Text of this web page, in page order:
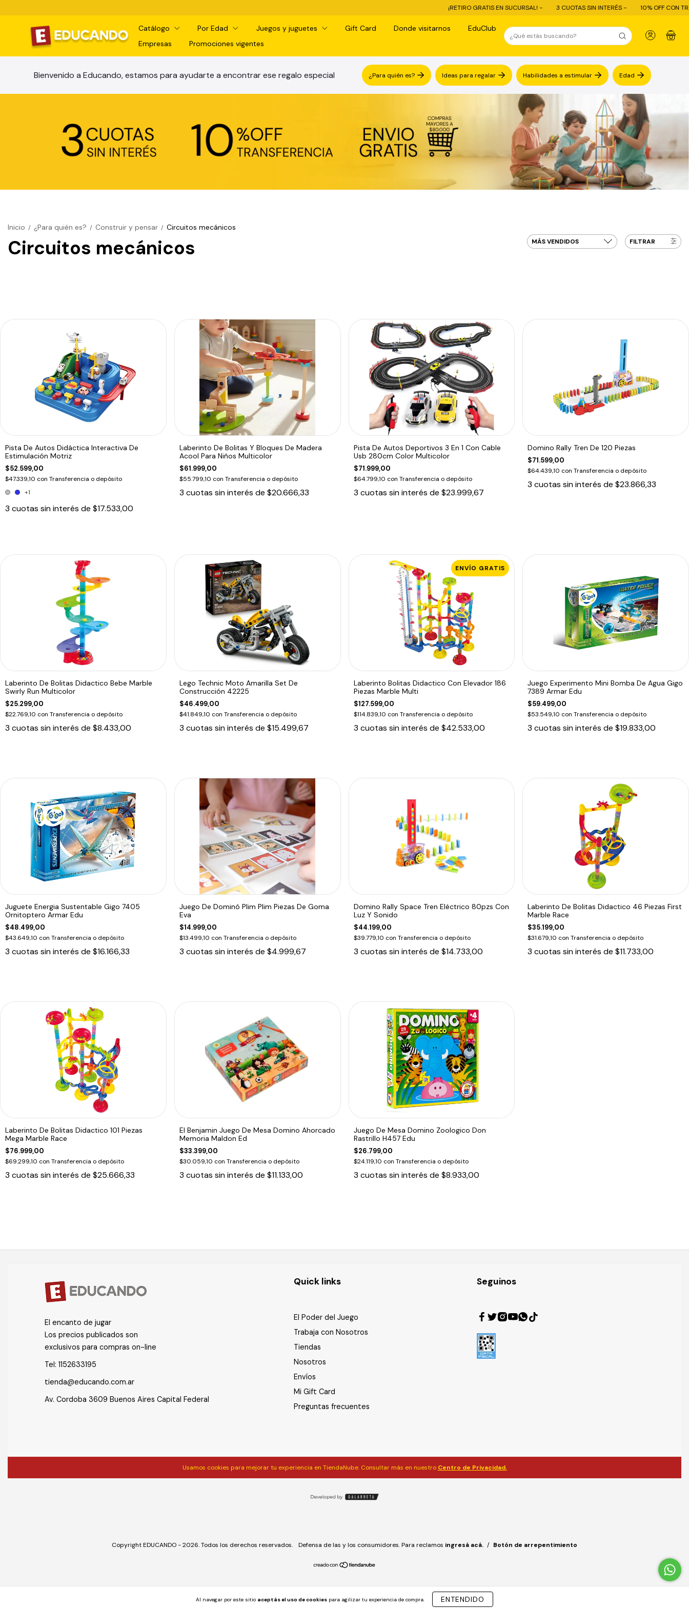
¡RETIRO GRATIS EN SUCURSAL! - 3 CUOTAS SIN INTERÉS - 10% OFF CON TRANSFERENCIA -
Catálogo Por Edad Juegos y juguetes Gift Card Donde visitarnos
EduClub
Empresas
Promociones vigentes
0
Bienvenido a Educando, estamos para ayudarte a encontrar ese regalo especial ¿Para quién es? Ideas para regalar Habilidades a estimular Edad
Al navegar por este sitio aceptás el uso de cookies para agilizar tu experiencia de compra. ENTENDIDO
Inicio / ¿Para quién es? / Construir y pensar / Circuitos mecánicos
Circuitos mecánicos FILTRAR
Pista De Autos Didáctica Interactiva De
Estimulación Motriz
$52.599,00
$47.339,10 con Transferencia o depósito
+1
3 cuotas sin interés de $17.533,00
Laberinto De Bolitas Y Bloques De Madera
Acool Para Niños Multicolor
$61.999,00
$55.799,10 con Transferencia o depósito
3 cuotas sin interés de $20.666,33
Pista De Autos Deportivos 3 En 1 Con Cable
Usb 280cm Color Multicolor
$71.999,00
$64.799,10 con Transferencia o depósito
3 cuotas sin interés de $23.999,67
Domino Rally Tren De 120 Piezas
$71.599,00
$64.439,10 con Transferencia o depósito
3 cuotas sin interés de$23.866,33
Laberinto De Bolitas Didactico Bebe Marble
Swirly Run Multicolor
$25.299,00
$22.769,10 con Transferencia o depósito
3 cuotas sin interés de $8.433,00
Lego Technic Moto Amarilla Set De
Construcción 42225
$46.499,00
$41.849,10 con Transferencia o depósito
3 cuotas sin interés de $15.499,67
ENVÍO GRATIS
Laberinto Bolitas Didactico Con Elevador 186
Piezas Marble Multi
$127.599,00
$114.839,10 con Transferencia o depósito
3 cuotas sin interés de $42.533,00
Juego Experimento Mini Bomba De Agua Gigo
7389 Armar Edu
$59.499,00
$53.549,10 con Transferencia o depósito
3 cuotas sin interés de$19.833,00
Juguete Energia Sustentable Gigo 7405
Ornitoptero Armar Edu
$48.499,00
$43.649,10 con Transferencia o depósito
3 cuotas sin interés de $16.166,33
Juego De Dominó Plim Plim Piezas De Goma
Eva
$14.999,00
$13.499,10 con Transferencia o depósito
3 cuotas sin interés de $4.999,67
Domino Rally Space Tren Eléctrico 80pzs Con
Luz Y Sonido
$44.199,00
$39.779,10 con Transferencia o depósito
3 cuotas sin interés de $14.733,00
Laberinto De Bolitas Didactico 46 Piezas First
Marble Race
$35.199,00
$31.679,10 con Transferencia o depósito
3 cuotas sin interés de$11.733,00
Laberinto De Bolitas Didactico 101 Piezas
Mega Marble Race
$76.999,00
$69.299,10 con Transferencia o depósito
3 cuotas sin interés de $25.666,33
El Benjamin Juego De Mesa Domino Ahorcado
Memoria Maldon Ed
$33.399,00
$30.059,10 con Transferencia o depósito
3 cuotas sin interés de $11.133,00
Juego De Mesa Domino Zoologico Don
Rastrillo H457 Edu
$26.799,00
$24.119,10 con Transferencia o depósito
3 cuotas sin interés de $8.933,00
El encanto de jugar
Los precios publicados son
exclusivos para compras on-line
Tel: 1152633195
tienda@educando.com.ar
Av. Cordoba 3609 Buenos Aires Capital Federal
Quick links
El Poder del Juego
Trabaja con Nosotros
Tiendas
Nosotros
Envíos
Mi Gift Card
Preguntas frecuentes
Seguinos
Usamos cookies para mejorar tu experiencia en TiendaNube. Consultar más en nuestro Centro de Privacidad.
Copyright EDUCANDO - 2026. Todos los derechos reservados. Defensa de las y los consumidores. Para reclamos ingresá acá. / Botón de arrepentimiento